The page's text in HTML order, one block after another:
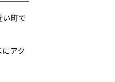
い町で
アク